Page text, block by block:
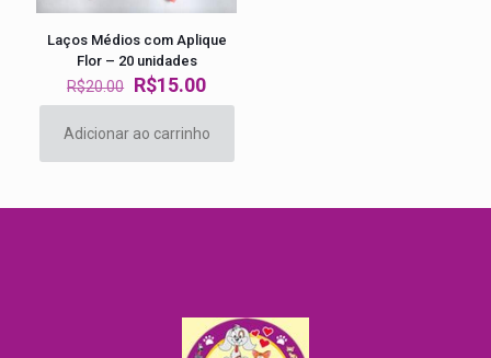
Laços Médios com Aplique
Flor – 20 unidades
R$20.00 O
preço
original
era:
R$20.00.
R$15.00O
preço
atual
é:
R$15.00.
Adicionar ao carrinho